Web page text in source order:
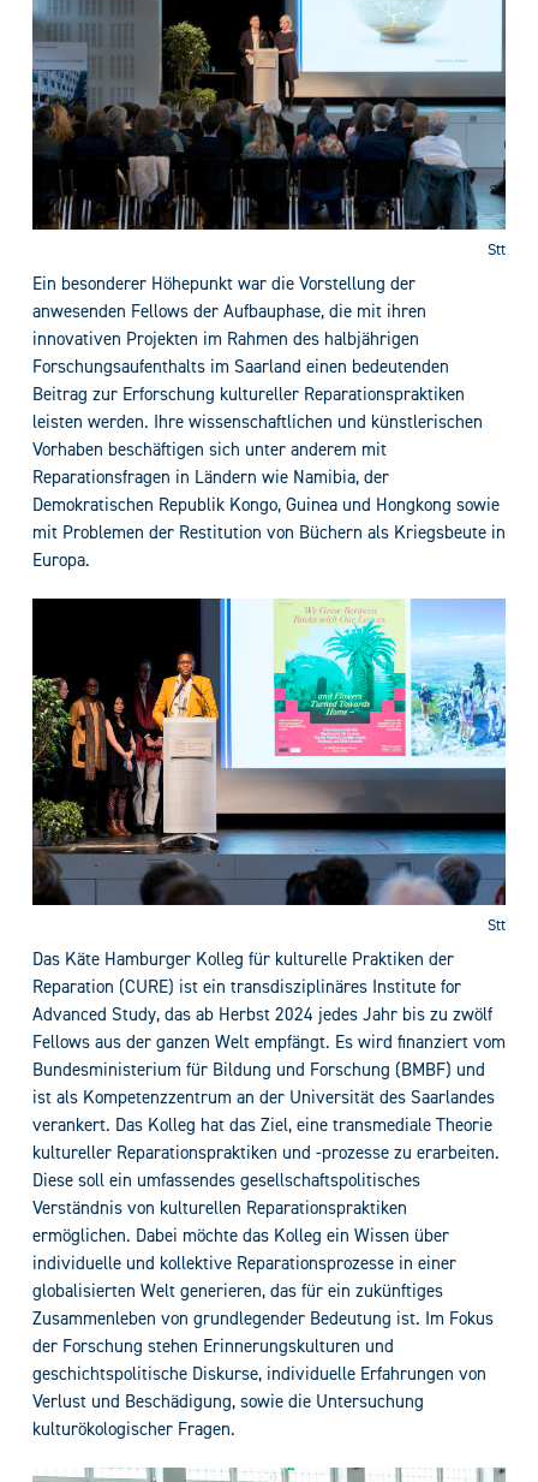
Stt
Ein besonderer Höhepunkt war die Vorstellung der
anwesenden Fellows der Aufbauphase, die mit ihren
innovativen Projekten im Rahmen des halbjährigen
Forschungsaufenthalts im Saarland einen bedeutenden
Beitrag zur Erforschung kultureller Reparationspraktiken
leisten werden. Ihre wissenschaftlichen und künstlerischen
Vorhaben beschäftigen sich unter anderem mit
Reparationsfragen in Ländern wie Namibia, der
Demokratischen Republik Kongo, Guinea und Hongkong sowie
mit Problemen der Restitution von Büchern als Kriegsbeute in
Europa.
Stt
Das Käte Hamburger Kolleg für kulturelle Praktiken der
Reparation (CURE) ist ein transdisziplinäres Institute for
Advanced Study, das ab Herbst 2024 jedes Jahr bis zu zwölf
Fellows aus der ganzen Welt empfängt. Es wird finanziert vom
Bundesministerium für Bildung und Forschung (BMBF) und
ist als Kompetenzzentrum an der Universität des Saarlandes
verankert. Das Kolleg hat das Ziel, eine transmediale Theorie
kultureller Reparationspraktiken und -prozesse zu erarbeiten.
Diese soll ein umfassendes gesellschaftspolitisches
Verständnis von kulturellen Reparationspraktiken
ermöglichen. Dabei möchte das Kolleg ein Wissen über
individuelle und kollektive Reparationsprozesse in einer
globalisierten Welt generieren, das für ein zukünftiges
Zusammenleben von grundlegender Bedeutung ist. Im Fokus
der Forschung stehen Erinnerungskulturen und
geschichtspolitische Diskurse, individuelle Erfahrungen von
Verlust und Beschädigung, sowie die Untersuchung
kulturökologischer Fragen.